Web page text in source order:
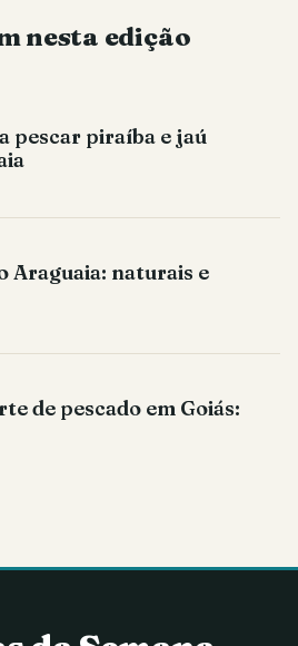
nesta edição
pescar piraíba e jaú
Araguaia: naturais e
de pescado em Goiás: